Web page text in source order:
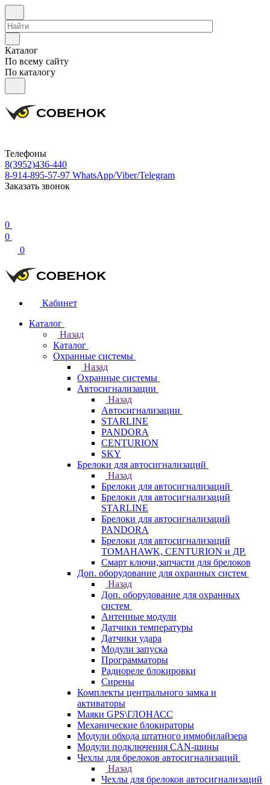
Каталог
По всему сайту
По каталогу
Телефоны
8(3952)436-440
8-914-895-57-97 WhatsApp/Viber/Telegram
Заказать звонок
0
0
0
Кабинет
Каталог
Назад
Каталог
Охранные системы
Назад
Охранные системы
Автосигнализации
Назад
Автосигнализации
STARLINE
PANDORA
CENTURION
SKY
Брелоки для автосигнализаций
Назад
Брелоки для автосигнализаций
Брелоки для автосигнализаций
STARLINE
Брелоки для автосигнализаций
PANDORA
Брелоки для автосигнализаций
TOMAHAWK, CENTURION и ДР.
Смарт ключи,запчасти для брелоков
Доп. оборудование для охранных систем
Назад
Доп. оборудование для охранных
систем
Антенные модули
Датчики температуры
Датчики удара
Модули запуска
Программаторы
Радиореле блокировки
Сирены
Комплекты центрального замка и
активаторы
Маяки GPS\ГЛОНАСС
Механические блокираторы
Модули обхода штатного иммобилайзера
Модули подключения CAN-шины
Чехлы для брелоков автосигнализаций
Назад
Чехлы для брелоков автосигнализаций